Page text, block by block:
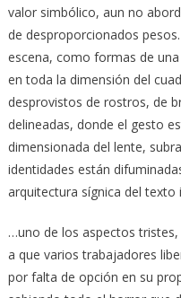
valor simbólico, aun no
de desproporcionados
escena, como formas de
en toda la dimensión del
desprovistos de rostros, de
delineadas, donde el gesto
dimensionada del lente,
identidades están
arquitectura sígnica del texto
…uno de los aspectos
a que varios trabajadores
por falta de opción en su